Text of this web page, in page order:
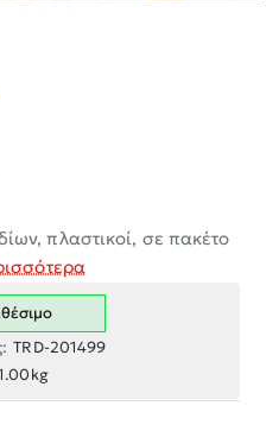
πλαστικοί, σε πακέτο
TRD-201499